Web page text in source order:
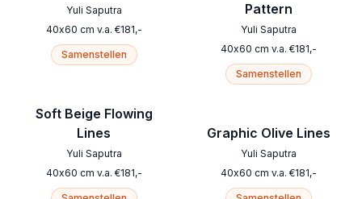
Yuli Saputra
40x60 cm v.a. €181,-
Samenstellen
Soft Beige Flowing
Lines
Yuli Saputra
40x60 cm v.a. €181,-
Pattern
Yuli Saputra
40x60 cm v.a. €181,-
Samenstellen
Graphic Olive Lines
Yuli Saputra
40x60 cm v.a. €181,-